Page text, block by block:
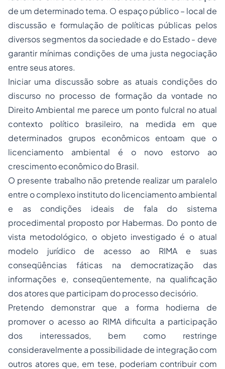
de um determinado tema. O espaço público – local de
discussão e formulação de políticas públicas pelos
diversos segmentos da sociedade e do Estado - deve
garantir mínimas condições de uma justa negociação
entre seus atores.
Iniciar uma discussão sobre as atuais condições do
discurso no processo de formação da vontade no
Direito Ambiental me parece um ponto fulcral no atual
contexto político brasileiro, na medida em que
determinados grupos econômicos entoam que o
licenciamento ambiental é o novo estorvo ao
crescimento econômico do Brasil.
O presente trabalho não pretende realizar um paralelo
entre o complexo instituto do licenciamento ambiental
e as condições ideais de fala do sistema
procedimental proposto por Habermas. Do ponto de
vista metodológico, o objeto investigado é o atual
modelo jurídico de acesso ao RIMA e suas
conseqüências fáticas na democratização das
informações e, conseqüentemente, na qualificação
dos atores que participam do processo decisório.
Pretendo demonstrar que a forma hodierna de
promover o acesso ao RIMA dificulta a participação
dos interessados, bem como restringe
consideravelmente a possibilidade de integração com
outros atores que, em tese, poderiam contribuir com